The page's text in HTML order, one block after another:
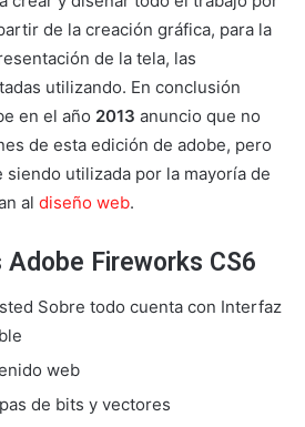
de la creación gráfica, para la
de la tela, las
utilizando. En conclusión
en el año 2013 anuncio que no
de esta edición de adobe, pero
siendo utilizada por la mayoría de
al diseño web.
Fireworks CS6
Sobre todo cuenta con Interfaz
web
de bits y vectores